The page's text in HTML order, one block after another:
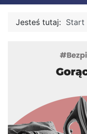
Jesteś tutaj: Start